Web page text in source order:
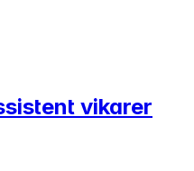
vikarer